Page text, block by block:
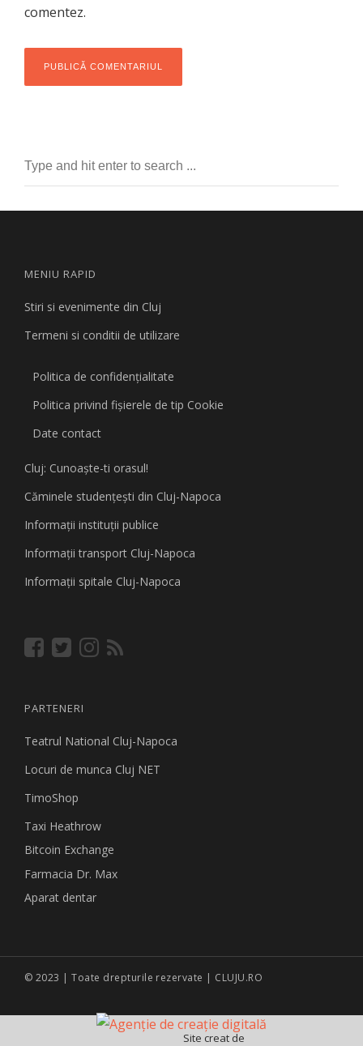
comentez.
MENIU RAPID
Stiri si evenimente din Cluj
Termeni si conditii de utilizare
Politica de confidențialitate
Politica privind fişierele de tip Cookie
Date contact
Cluj: Cunoaşte-ti orasul!
Căminele studenţeşti din Cluj-Napoca
Informaţii instituţii publice
Informaţii transport Cluj-Napoca
Informaţii spitale Cluj-Napoca
PARTENERI
Teatrul National Cluj-Napoca
Locuri de munca Cluj NET
TimoShop
Taxi Heathrow
Bitcoin Exchange
Farmacia Dr. Max
Aparat dentar
© 2023 | Toate drepturile rezervate | CLUJU.RO
Site creat de